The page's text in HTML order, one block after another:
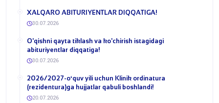
​XALQARO ABITURIYENTLAR DIQQATIGA!
30.07.2026
​O'qishni qayta tiklash va ko'chirish istagidagi
abituriyentlar diqqatiga!
30.07.2026
​2026/2027-oʻquv yili uchun Klinik ordinatura
(rezidentura)ga hujjatlar qabuli boshlandi!
20.07.2026